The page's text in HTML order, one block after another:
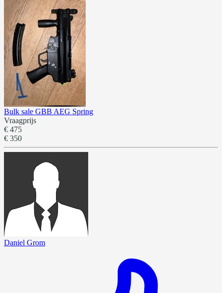
Bulk sale GBB AEG Spring
Vraagprijs
€ 475
€ 350
Daniel Grom